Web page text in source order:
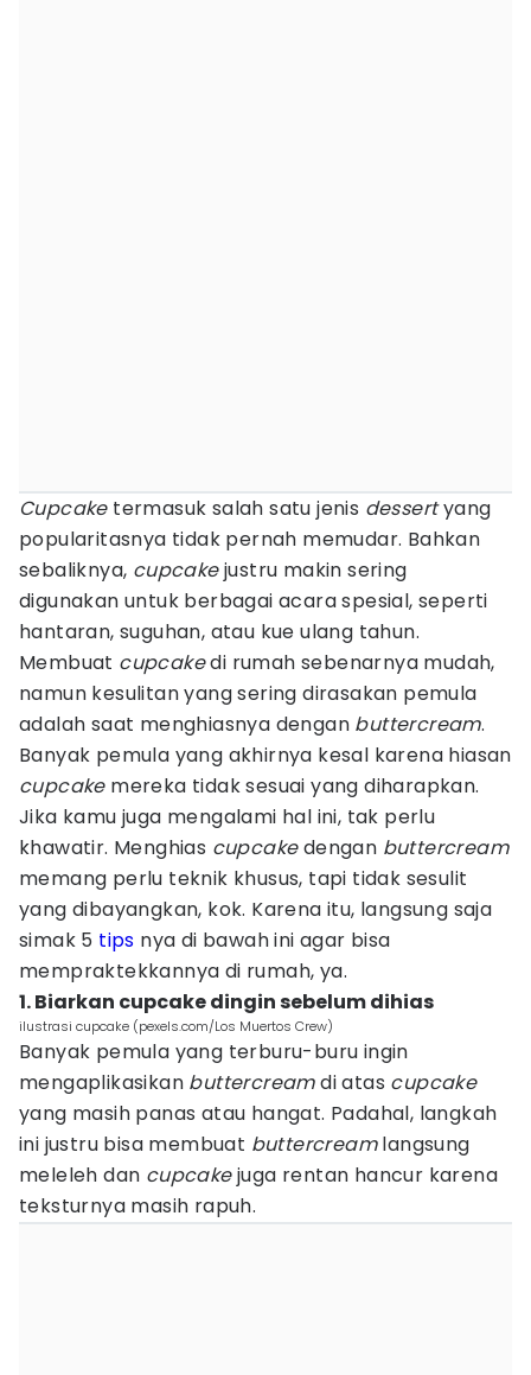
Cupcake termasuk salah satu jenis dessertyang
popularitasnya tidak pernah memudar. Bahkan
sebaliknya, cupcakejustru makin sering
digunakan untuk berbagai acara spesial, seperti
hantaran, suguhan, atau kue ulang tahun.
Membuat cupcakedi rumah sebenarnya mudah,
namun kesulitan yang sering dirasakan pemula
adalah saat menghiasnya dengan buttercream.
Banyak pemula yang akhirnya kesal karena hiasan
cupcake mereka tidak sesuai yang diharapkan.
Jika kamu juga mengalami hal ini, tak perlu
khawatir. Menghias cupcakedengan buttercream
memang perlu teknik khusus, tapi tidak sesulit
yang dibayangkan, kok. Karena itu, langsung saja
simak 5 tips nya di bawah ini agar bisa
mempraktekkannya di rumah, ya.
1. Biarkan cupcake dingin sebelum dihias
ilustrasi cupcake (pexels.com/Los Muertos Crew)
Banyak pemula yang terburu-buru ingin
mengaplikasikan buttercreamdi atas cupcake
yang masih panas atau hangat. Padahal, langkah
ini justru bisa membuat buttercreamlangsung
meleleh dan cupcakejuga rentan hancur karena
teksturnya masih rapuh.